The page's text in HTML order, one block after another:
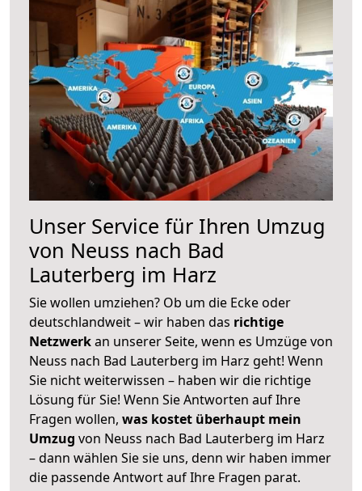
Unser Service für Ihren Umzug
von Neuss nach Bad
Lauterberg im Harz
Sie wollen umziehen? Ob um die Ecke oder
deutschlandweit – wir haben das richtige
Netzwerkan unserer Seite, wenn es Umzüge von
Neuss nach Bad Lauterberg im Harz geht! Wenn
Sie nicht weiterwissen – haben wir die richtige
Lösung für Sie! Wenn Sie Antworten auf Ihre
Fragen wollen, was kostet überhaupt mein
Umzug von Neuss nach Bad Lauterberg im Harz
– dann wählen Sie sie uns, denn wir haben immer
die passende Antwort auf Ihre Fragen parat.